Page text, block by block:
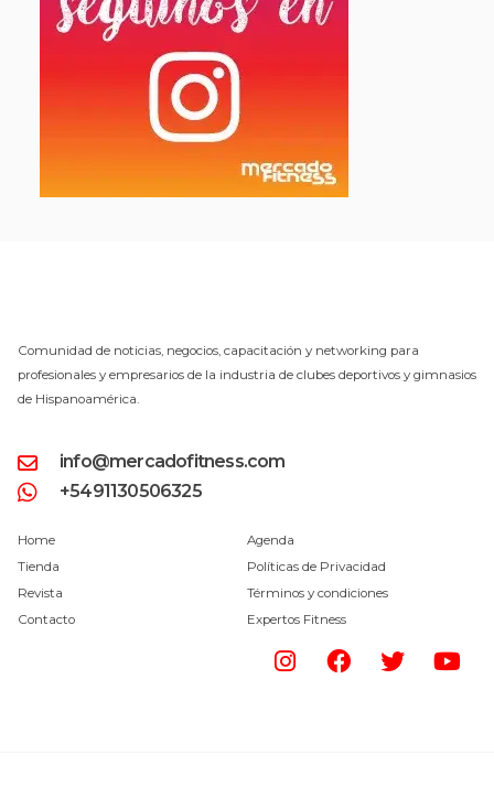
Comunidad de noticias, negocios, capacitación y networking para
profesionales y empresarios de la industria de clubes deportivos y gimnasios
de Hispanoamérica.
info@mercadofitness.com
+5491130506325
Home
Tienda
Revista
Contacto
Agenda
Políticas de Privacidad
Términos y condiciones
Expertos Fitness